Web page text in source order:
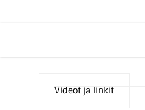
Videot ja linkit